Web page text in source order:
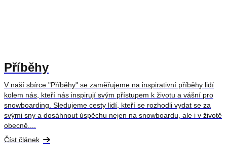
Příběhy
V naší sbírce "Příběhy" se zaměřujeme na inspirativní příběhy lidí
kolem nás, kteří nás inspirují svým přístupem k životu a vášní pro
snowboarding. Sledujeme cesty lidí, kteří se rozhodli vydat se za
svými sny a dosáhnout úspěchu nejen na snowboardu, ale i v životě
obecně....
Číst článek